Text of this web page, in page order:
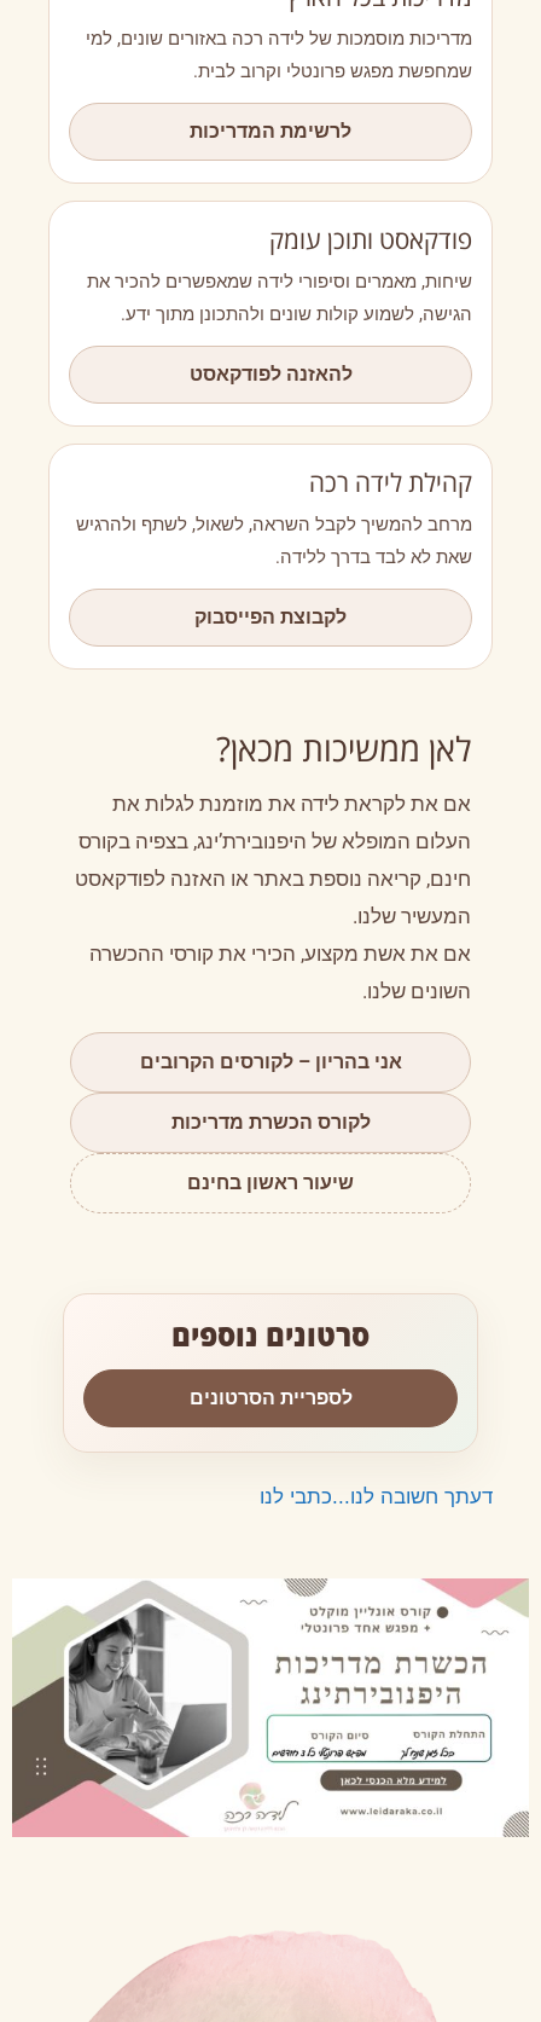
מדריכות מוסמכות של לידה רכה באזורים שונים, למי
שמחפשת מפגש פרונטלי וקרוב לבית.
לרשימת המדריכות
פודקאסט ותוכן עומק
שיחות, מאמרים וסיפורי לידה שמאפשרים להכיר את
הגישה, לשמוע קולות שונים ולהתכונן מתוך ידע.
להאזנה לפודקאסט
קהילת לידה רכה
מרחב להמשיך לקבל השראה, לשאול, לשתף ולהרגיש
שאת לא לבד בדרך ללידה.
לקבוצת הפייסבוק
לאן ממשיכות מכאן?
אם את לקראת לידה את מוזמנת לגלות את
העלום המופלא של היפנובירת’ינג, בצפיה בקורס
חינם, קריאה נוספת באתר או האזנה לפודקאסט
המעשיר שלנו.
אם את אשת מקצוע, הכירי את קורסי ההכשרה
השונים שלנו.
אני בהריון – לקורסים הקרובים
לקורס הכשרת מדריכות
שיעור ראשון בחינם
סרטונים נוספים
לספריית הסרטונים
דעתך חשובה לנו...כתבי לנו